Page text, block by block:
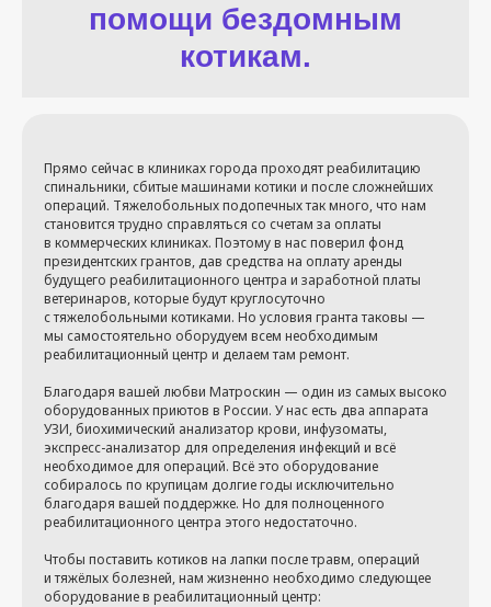
помощи бездомным
котикам.
Прямо сейчас в клиниках города проходят реабилитацию
спинальники, сбитые машинами котики и после сложнейших
операций. Тяжелобольных подопечных так много, что нам
становится трудно справляться со счетам за оплаты
в коммерческих клиниках. Поэтому в нас поверил фонд
президентских грантов, дав средства на оплату аренды
будущего реабилитационного центра и заработной платы
ветеринаров, которые будут круглосуточно
с тяжелобольными котиками. Но условия гранта таковы —
мы самостоятельно оборудуем всем необходимым
реабилитационный центр и делаем там ремонт.
Благодаря вашей любви Матроскин — один из самых высоко
оборудованных приютов в России. У нас есть два аппарата
УЗИ, биохимический анализатор крови, инфузоматы,
экспресс-анализатор для определения инфекций и всё
необходимое для операций. Всё это оборудование
собиралось по крупицам долгие годы исключительно
благодаря вашей поддержке. Но для полноценного
реабилитационного центра этого недостаточно.
Чтобы поставить котиков на лапки после травм, операций
и тяжёлых болезней, нам жизненно необходимо следующее
оборудование в реабилитационный центр: